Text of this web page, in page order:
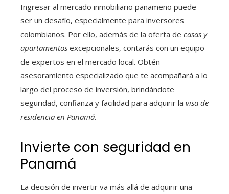
Ingresar al mercado inmobiliario panameño puede
ser un desafío, especialmente para inversores
colombianos. Por ello, además de la oferta de casas y
apartamentos excepcionales, contarás con un equipo
de expertos en el mercado local. Obtén
asesoramiento especializado que te acompañará a lo
largo del proceso de inversión, brindándote
seguridad, confianza y facilidad para adquirir la visa de
residencia en Panamá.
Invierte con seguridad en
Panamá
La decisión de invertir va más allá de adquirir una